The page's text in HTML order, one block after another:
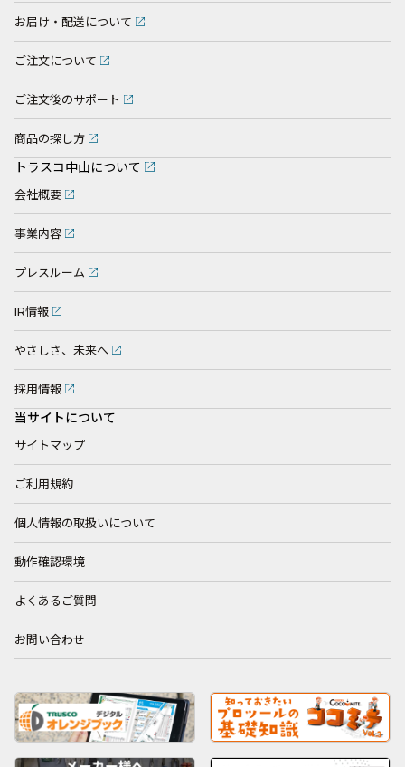
お届け・配送について
ご注文について
ご注文後のサポート
商品の探し方
トラスコ中山について
会社概要
事業内容
プレスルーム
IR情報
やさしさ、未来へ
採用情報
当サイトについて
サイトマップ
ご利用規約
個人情報の取扱いについて
動作確認環境
よくあるご質問
お問い合わせ